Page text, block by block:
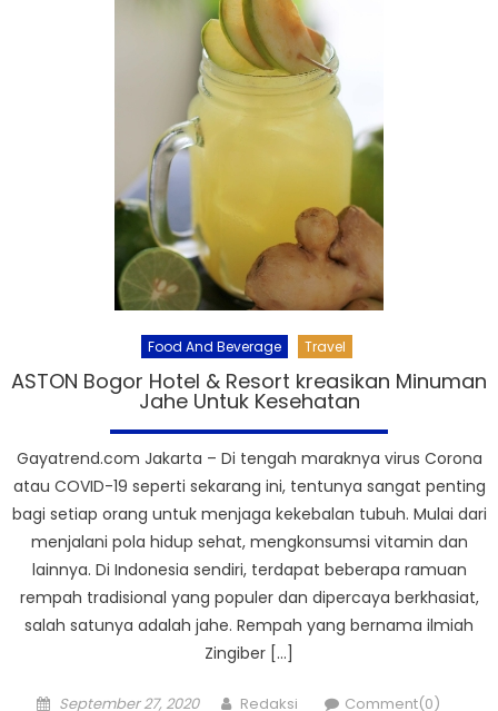
Food And Beverage Travel
ASTON Bogor Hotel & Resort kreasikan Minuman
Jahe Untuk Kesehatan
Gayatrend.com Jakarta – Di tengah maraknya virus Corona
atau COVID-19 seperti sekarang ini, tentunya sangat penting
bagi setiap orang untuk menjaga kekebalan tubuh. Mulai dari
menjalani pola hidup sehat, mengkonsumsi vitamin dan
lainnya. Di Indonesia sendiri, terdapat beberapa ramuan
rempah tradisional yang populer dan dipercaya berkhasiat,
salah satunya adalah jahe. Rempah yang bernama ilmiah
Zingiber […]
Posted
September 27, 2020 Author
Redaksi Comment(0)